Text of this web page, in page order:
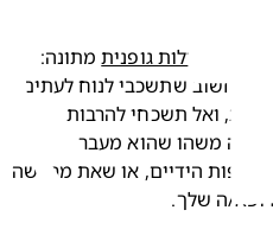
פעילות גופנית
מתונה:
. חוץ מזה, חשוב שתשכבי לנוח לעתים
קרובות במהלך היום ברגליים מורמות, ואל תשכחי להרבות
בשתיית מים בכל יום. אם את מרגישה משהו שהוא מעבר
ה שלך.